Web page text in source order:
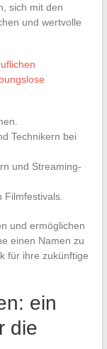
sich mit den
und wertvolle
Technikern bei
und Streaming-
und ermöglichen
einen Namen zu
für ihre zukünftige
ein
die